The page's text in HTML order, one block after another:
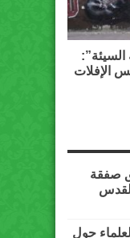
السيئة”:
الإفلات
صفقة
حول